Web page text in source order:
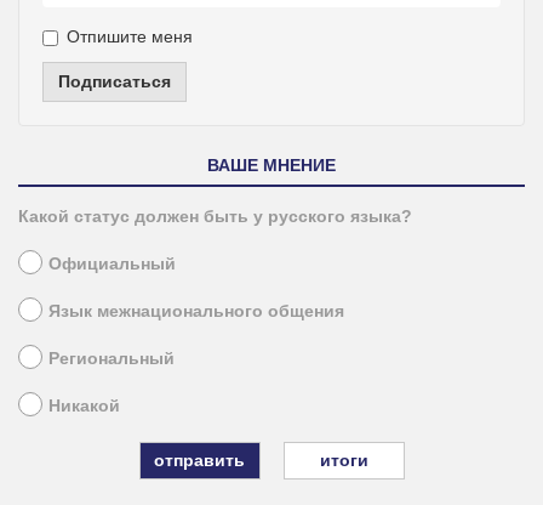
Отпишите меня
Подписаться
ВАШЕ МНЕНИЕ
Какой статус должен быть у русского языка?
Официальный
Язык межнационального общения
Региональный
Никакой
итоги